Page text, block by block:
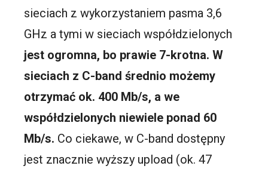
sieciach z wykorzystaniem pasma 3,6
GHz a tymi w sieciach współdzielonych
jest ogromna, bo prawie 7-krotna. W
sieciach z C-band średnio możemy
otrzymać ok. 400 Mb/s, a we
współdzielonych niewiele ponad 60
Mb/s. Co ciekawe, w C-band dostępny
jest znacznie wyższy upload (ok. 47